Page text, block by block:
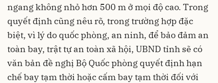
ngang không nhỏ hơn 500 m ở mọi độ cao. Trong
quyết định cũng nêu rõ, trong trường hợp đặc
biệt, vì lý do quốc phòng, an ninh, để bảo đảm an
toàn bay, trật tự an toàn xã hội, UBND tỉnh sẽ có
văn bản đề nghị Bộ Quốc phòng quyết định hạn
chế bay tạm thời hoặc cấm bay tạm thời đối với